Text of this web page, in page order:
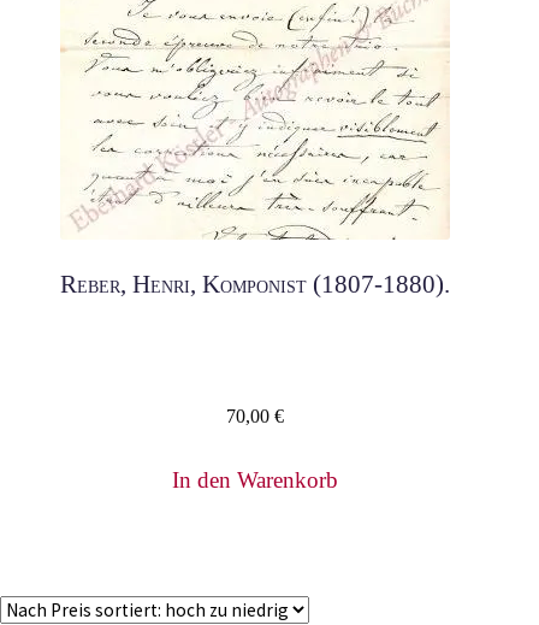
Reber, Henri, Komponist (1807-1880).
70,00 €
In den Warenkorb